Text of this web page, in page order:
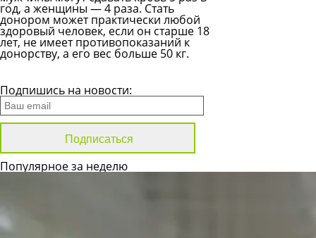
год, а женщины — 4 раза. Стать
донором может практически любой
здоровый человек, если он старше 18
лет, не имеет противопоказаний к
донорству, а его вес больше 50 кг.
Подпишись на новости:
Популярное за неделю